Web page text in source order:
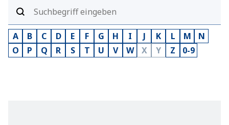
A B C D E F G H I J K L M
N
O
P Q R S T U V W X Y Z 0-9